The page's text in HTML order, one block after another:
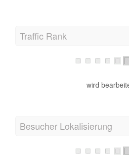
Traffic Rank
wird
Besucher Lokalisierung